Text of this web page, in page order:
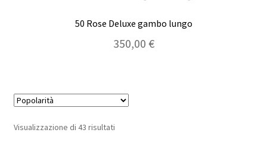
50 Rose Deluxe gambo lungo
350,00 €
Visualizzazione di 43 risultatiPopolarità